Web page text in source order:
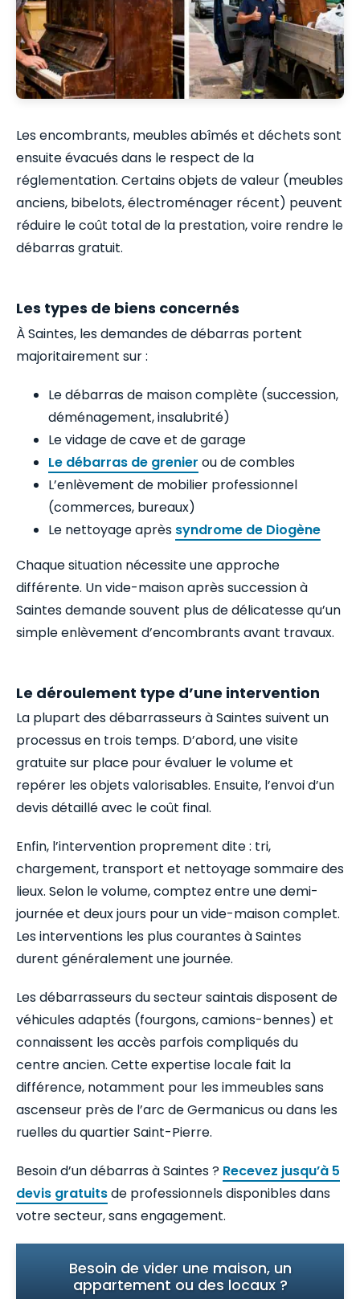
Les encombrants, meubles abîmés et déchets sont
ensuite évacués dans le respect de la
réglementation. Certains objets de valeur (meubles
anciens, bibelots, électroménager récent) peuvent
réduire le coût total de la prestation, voire rendre le
débarras gratuit.
Les types de biens concernés
À Saintes, les demandes de débarras portent
majoritairement sur :
Le débarras de maison complète (succession,
déménagement, insalubrité)
Le vidage de cave et de garage
Le débarras de grenier ou de combles
L’enlèvement de mobilier professionnel
(commerces, bureaux)
Le nettoyage après syndrome de Diogène
Chaque situation nécessite une approche
différente. Un vide-maison après succession à
Saintes demande souvent plus de délicatesse qu’un
simple enlèvement d’encombrants avant travaux.
Le déroulement type d’une intervention
La plupart des débarrasseurs à Saintes suivent un
processus en trois temps. D’abord, une visite
gratuite sur place pour évaluer le volume et
repérer les objets valorisables. Ensuite, l’envoi d’un
devis détaillé avec le coût final.
Enfin, l’intervention proprement dite : tri,
chargement, transport et nettoyage sommaire des
lieux. Selon le volume, comptez entre une demi-
journée et deux jours pour un vide-maison complet.
Les interventions les plus courantes à Saintes
durent généralement une journée.
Les débarrasseurs du secteur saintais disposent de
véhicules adaptés (fourgons, camions-bennes) et
connaissent les accès parfois compliqués du
centre ancien. Cette expertise locale fait la
différence, notamment pour les immeubles sans
ascenseur près de l’arc de Germanicus ou dans les
ruelles du quartier Saint-Pierre.
Besoin d’un débarras à Saintes ? Recevez jusqu’à 5
devis gratuitsde professionnels disponibles dans
votre secteur, sans engagement.
Besoin de vider une maison, un
appartement ou des locaux ?